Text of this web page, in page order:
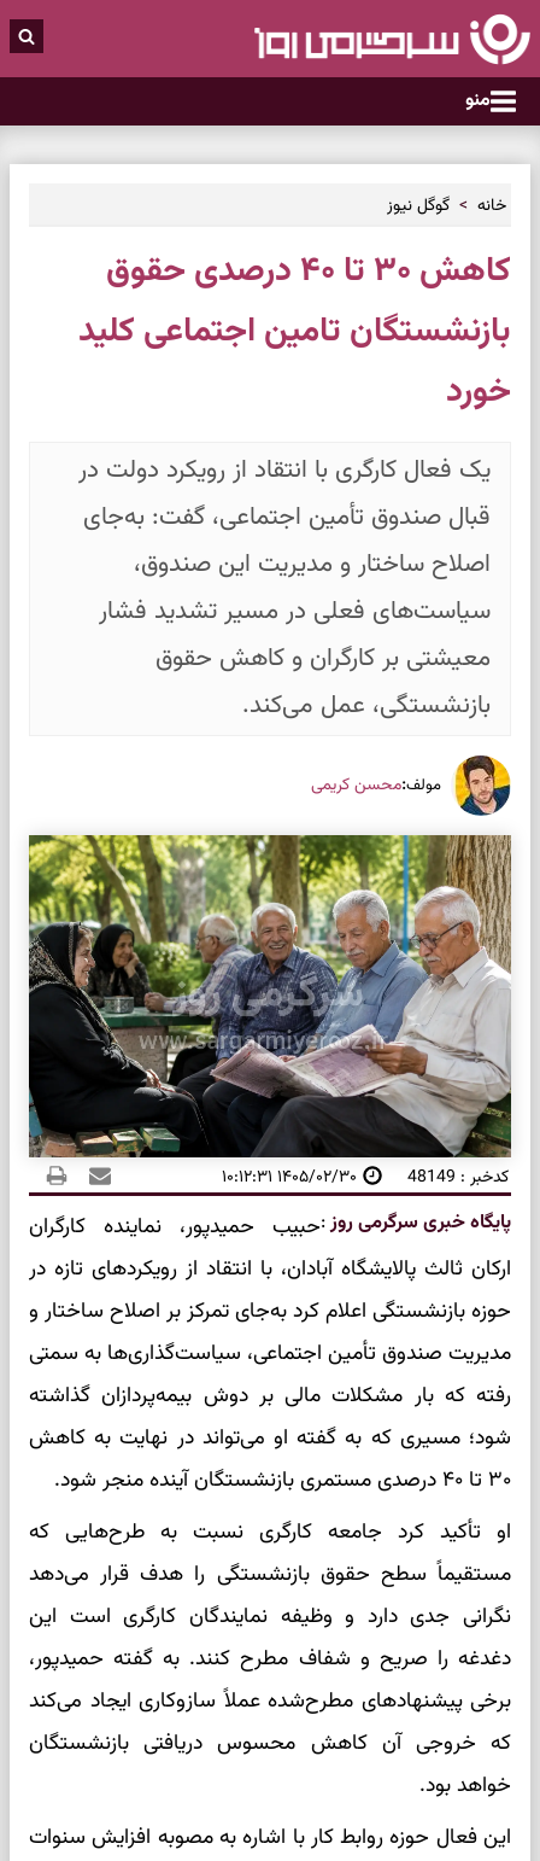
منو
خانه گوگل نیوز
کاهش ۳۰ تا ۴۰ درصدی حقوق
بازنشستگان تامین اجتماعی کلید
خورد
یک فعال کارگری با انتقاد از رویکرد دولت در
قبال صندوق تأمین اجتماعی، گفت: به‌جای
اصلاح ساختار و مدیریت این صندوق،
سیاست‌های فعلی در مسیر تشدید فشار
معیشتی بر کارگران و کاهش حقوق
بازنشستگی، عمل می‌کند.
مولف:محسن کریمی
کدخبر : 48149 ۱۴۰۵/۰۲/۳۰ ۱۰:۱۲:۳۱
پایگاه خبری سرگرمی روز:حبیب حمیدپور، نماینده کارگران
ارکان ثالث پالایشگاه آبادان، با انتقاد از رویکردهای تازه در
حوزه بازنشستگی اعلام کرد به‌جای تمرکز بر اصلاح ساختار و
مدیریت صندوق تأمین اجتماعی، سیاست‌گذاری‌ها به سمتی
رفته که بار مشکلات مالی بر دوش بیمه‌پردازان گذاشته
شود؛ مسیری که به گفته او می‌تواند در نهایت به کاهش
۳۰ تا ۴۰ درصدی مستمری بازنشستگان آینده منجر شود.
او تأکید کرد جامعه کارگری نسبت به طرح‌هایی که
مستقیماً سطح حقوق بازنشستگی را هدف قرار می‌دهد
نگرانی جدی دارد و وظیفه نمایندگان کارگری است این
دغدغه را صریح و شفاف مطرح کنند. به گفته حمیدپور،
برخی پیشنهادهای مطرح‌شده عملاً سازوکاری ایجاد می‌کند
که خروجی آن کاهش محسوس دریافتی بازنشستگان
خواهد بود.
این فعال حوزه روابط کار با اشاره به مصوبه افزایش سنوات